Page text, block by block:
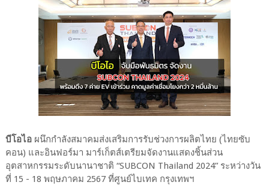
บีโอไอ ผนึกกำลังสมาคมส่งเสริมการรับช่วงการผลิตไทย (ไทยซับ
คอน) และอินฟอร์มา มาร์เก็ตส์เตรียมจัดงานแสดงชิ้นส่วน
อุตสาหกรรมระดับนานาชาติ “SUBCON Thailand 2024” ระหว่างวัน
ที่ 15 - 18 พฤษภาคม 2567 ที่ศูนย์ไบเทค กรุงเทพฯ